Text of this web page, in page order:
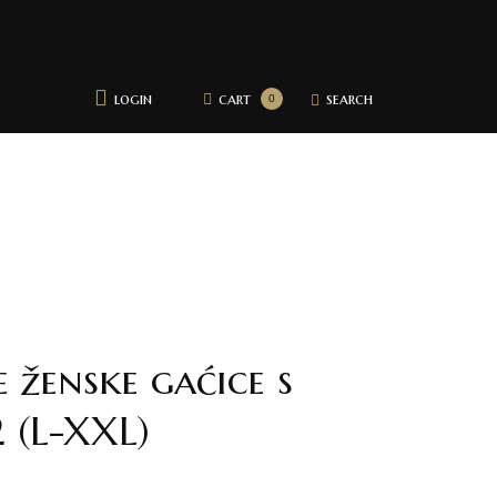
login 0
cart search
gaćice s
XXL)